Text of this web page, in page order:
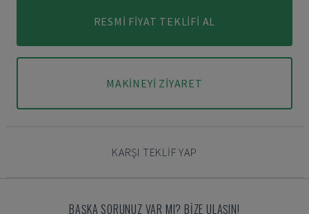
RESMI FIYAT TEKLIFI AL
MAKINEYI ZIYARET
KARŞI TEKLIF YAP
BAŞKA SORUNUZ VAR MI? BIZE ULAŞIN!